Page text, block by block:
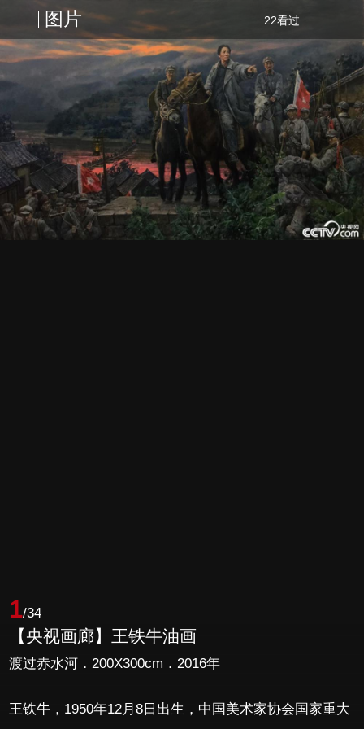
图片 22看过
1/34
【央视画廊】王铁牛油画
渡过赤水河．200X300cm．2016年
王铁牛，1950年12月8日出生，中国美术家协会国家重大